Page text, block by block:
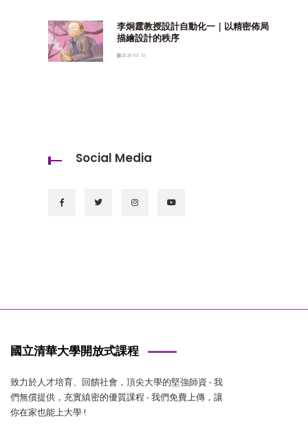
李炯霆教授設計自動化一｜以精密佈局
描繪設計的秩序
2026-03-10
Social Media
國立清華大學開放式課程
致力於人才培育、回饋社會，頂尖大學的堅強師資 - 我
們無償提供，充實縝密的優質課程 - 我們免費上傳，讓
你在家也能上大學 !